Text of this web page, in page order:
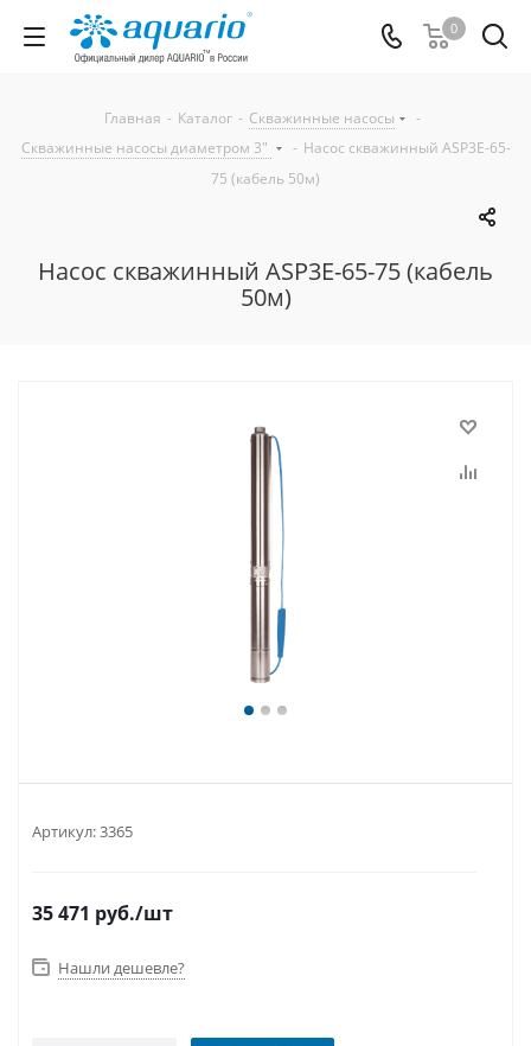
0
Главная - Каталог - Скважинные насосы
-
Скважинные насосы диаметром 3"
- Насос скважинный ASP3E-65-
75 (кабель 50м)
Насос скважинный ASP3E-65-75 (кабель
50м)
Артикул:3365
35 471 руб./шт
Нашли дешевле?